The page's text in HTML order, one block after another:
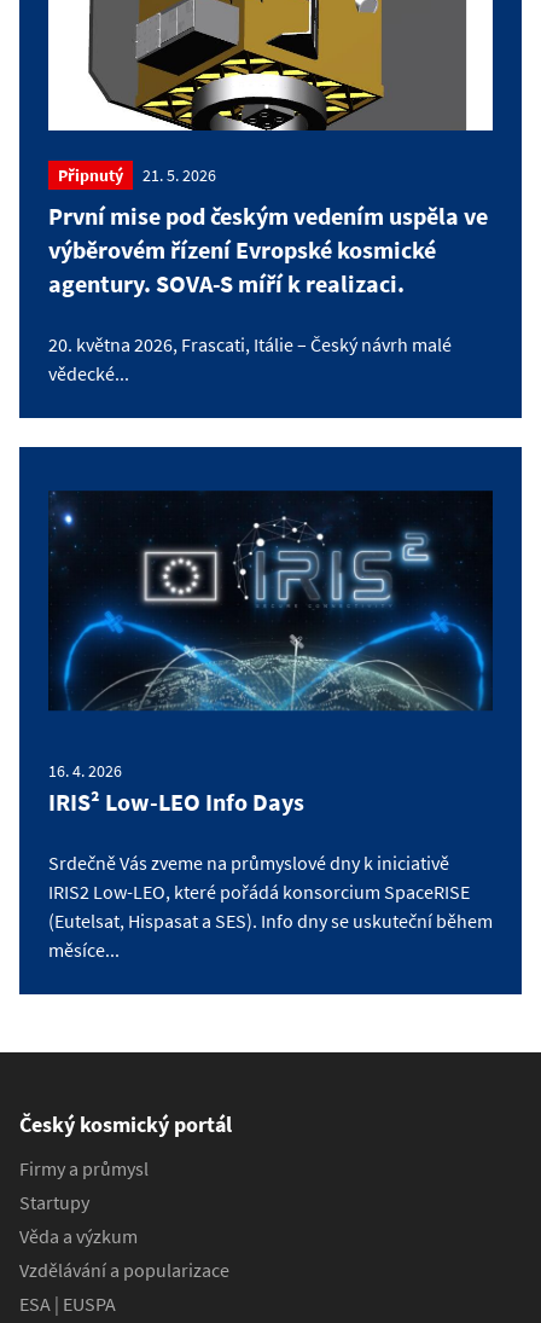
Připnutý 21. 5. 2026
První mise pod českým vedením uspěla ve
výběrovém řízení Evropské kosmické
agentury. SOVA-S míří k realizaci.
20. května 2026, Frascati, Itálie – Český návrh malé
vědecké...
16. 4. 2026
IRIS² Low-LEO Info Days
Srdečně Vás zveme na průmyslové dny k iniciativě
IRIS2 Low-LEO, které pořádá konsorcium SpaceRISE
(Eutelsat, Hispasat a SES). Info dny se uskuteční během
měsíce...
Český kosmický portál
Firmy a průmysl
Startupy
Věda a výzkum
Vzdělávání a popularizace
ESA | EUSPA